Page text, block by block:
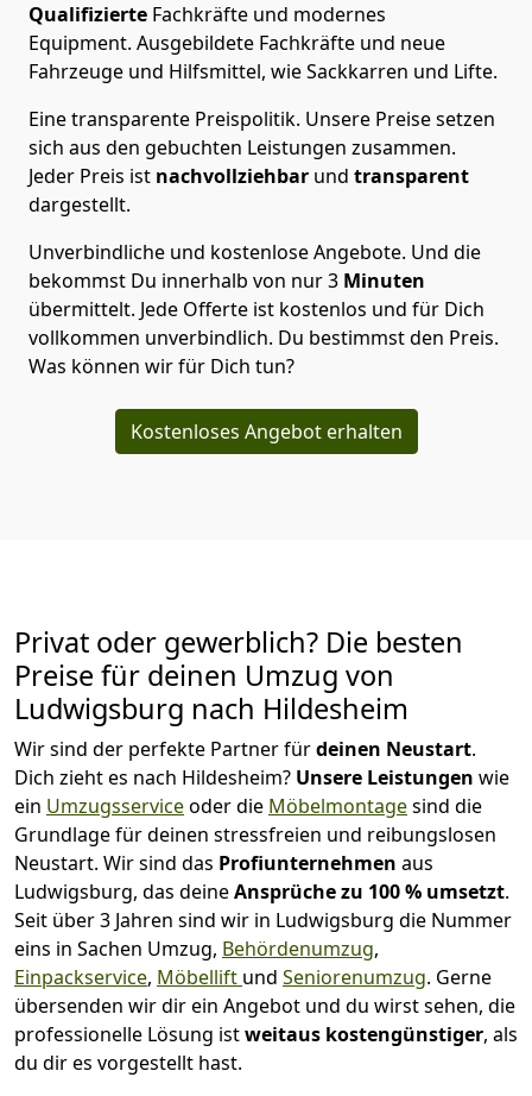
Qualifizierte Fachkräfte und modernes
Equipment. Ausgebildete Fachkräfte und neue
Fahrzeuge und Hilfsmittel, wie Sackkarren und Lifte.
Eine transparente Preispolitik. Unsere Preise setzen
sich aus den gebuchten Leistungen zusammen.
Jeder Preis ist nachvollziehbar und transparent
dargestellt.
Unverbindliche und kostenlose Angebote. Und die
bekommst Du innerhalb von nur3 Minuten
übermittelt. Jede Offerte ist kostenlos und für Dich
vollkommen unverbindlich. Du bestimmst den Preis.
Was können wir für Dich tun?
Kostenloses Angebot erhalten
Privat oder gewerblich? Die besten
Preise für deinen Umzug von
Ludwigsburg nach Hildesheim
Wir sind der perfekte Partner fürdeinen Neustart.
Dich zieht es nach Hildesheim? Unsere Leistungen wie
ein Umzugsserviceoder die Möbelmontagesind die
Grundlage für deinen stressfreien und reibungslosen
Neustart. Wir sind das Profiunternehmen aus
Ludwigsburg, das deineAnsprüche zu 100 % umsetzt.
Seit über 3 Jahren sind wir in Ludwigsburg die Nummer
eins in Sachen Umzug, Behördenumzug,
Einpackservice, Möbellift und Seniorenumzug. Gerne
übersenden wir dir ein Angebot und du wirst sehen, die
professionelle Lösung istweitaus kostengünstiger, als
du dir es vorgestellt hast.